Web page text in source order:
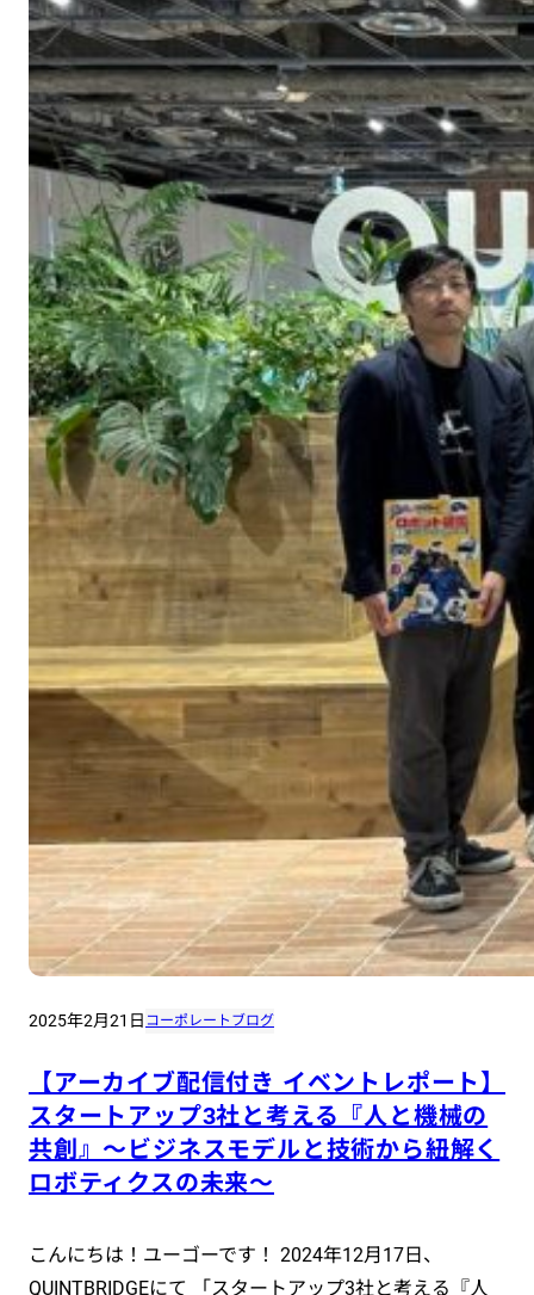
2025年2月21日 コーポレートブログ
【アーカイブ配信付き イベントレポート】
スタートアップ3社と考える『人と機械の
共創』〜ビジネスモデルと技術から紐解く
ロボティクスの未来〜
こんにちは！ユーゴーです！ 2024年12月17日、
QUINTBRIDGEにて 「スタートアップ3社と考える『人